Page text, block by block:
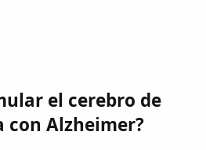
el cerebro de
con Alzheimer?